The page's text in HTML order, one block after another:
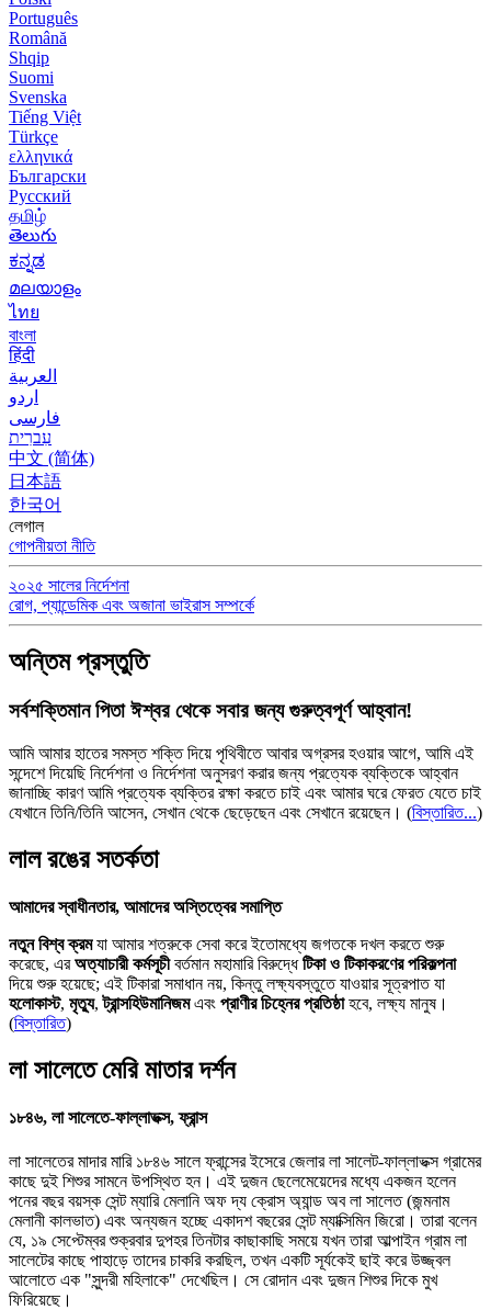
Português
Română
Shqip
Suomi
Svenska
Tiếng Việt
Türkçe
ελληνικά
Български
Русский
தமிழ்
తెలుగు
ಕನ್ನಡ
മലയാളം
ไทย
বাংলা
हिंदी
العربية
اردو
فارسی
עִברִית
中文 (简体)
日本語
한국어
লেগাল
গোপনীয়তা নীতি
২০২৫ সালের নির্দেশনা
রোগ, প্যান্ডেমিক এবং অজানা ভাইরাস সম্পর্কে
অন্তিম প্রস্তুতি
সর্বশক্তিমান পিতা ঈশ্বর থেকে সবার জন্য গুরুত্বপূর্ণ আহ্বান!
আমি আমার হাতের সমস্ত শক্তি দিয়ে পৃথিবীতে আবার অগ্রসর হওয়ার আগে, আমি এই
সন্দেশে দিয়েছি নির্দেশনা ও নির্দেশনা অনুসরণ করার জন্য প্রত্যেক ব্যক্তিকে আহ্বান
জানাচ্ছি কারণ আমি প্রত্যেক ব্যক্তির রক্ষা করতে চাই এবং আমার ঘরে ফেরত যেতে চাই
যেখানে তিনি/তিনি আসেন, সেখান থেকে ছেড়েছেন এবং সেখানে রয়েছেন। (বিস্তারিত...)
লাল রঙের সতর্কতা
আমাদের স্বাধীনতার, আমাদের অস্তিত্বের সমাপ্তি
নতুন বিশ্ব ক্রমযা আমার শত্রুকে সেবা করে ইতোমধ্যে জগতকে দখল করতে শুরু
করেছে, এরঅত্যাচারী কর্মসূচীবর্তমান মহামারি বিরুদ্ধেটিকা ও টিকাকরণের পরিকল্পনা
দিয়ে শুরু হয়েছে; এই টিকারা সমাধান নয়, কিন্তু লক্ষ্যবস্তুতে যাওয়ার সূত্রপাত যা
হলোকাস্ট, মৃত্যু,ট্রান্সহিউমানিজমএবং প্রাণীর চিহ্নের প্রতিষ্ঠাহবে, লক্ষ্য মানুষ।
(বিস্তারিত)
লা সালেতে মেরি মাতার দর্শন
১৮৪৬, লা সালেতে-ফাল্লাভক্স, ফ্রান্স
লা সালেতের মাদার মারি ১৮৪৬ সালে ফ্রান্সের ইসেরে জেলার লা সালেট-ফাল্লাভক্স গ্রামের
কাছে দুই শিশুর সামনে উপস্থিত হন। এই দুজন ছেলেমেয়েদের মধ্যে একজন হলেন
পনের বছর বয়স্ক সেন্ট ম্যারি মেলানি অফ দ্য ক্রোস অ্যান্ড অব লা সালেত (জন্মনাম
মেলানী কালভাত) এবং অন্যজন হচ্ছে একাদশ বছরের সেন্ট ম্যাক্সিমিন জিরো। তারা বলেন
যে, ১৯ সেপ্টেম্বর শুক্রবার দুপহর তিনটার কাছাকাছি সময়ে যখন তারা আল্পাইন গ্রাম লা
সালেটের কাছে পাহাড়ে তাদের চাকরি করছিল, তখন একটি সূর্যকেই ছাই করে উজ্জ্বল
আলোতে এক "সুন্দরী মহিলাকে" দেখেছিল। সে রোদান এবং দুজন শিশুর দিকে মুখ
ফিরিয়েছে।